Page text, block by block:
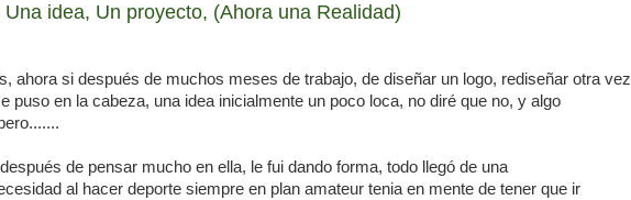
Una idea, Un proyecto, (Ahora una Realidad)
ahora si después de muchos meses de trabajo, de diseñar un logo, rediseñar otra vez
puso en la cabeza, una idea inicialmente un poco loca, no diré que no, y algo
de pensar mucho en ella, le fui dando forma, todo llegó de una
al hacer deporte siempre en plan amateur tenia en mente de tener que ir